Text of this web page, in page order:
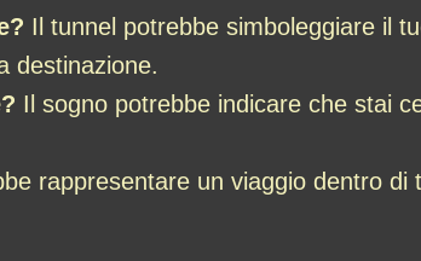
Il tunnel potrebbe simboleggiare il
destinazione.
Il sogno potrebbe indicare che stai
rappresentare un viaggio dentro di